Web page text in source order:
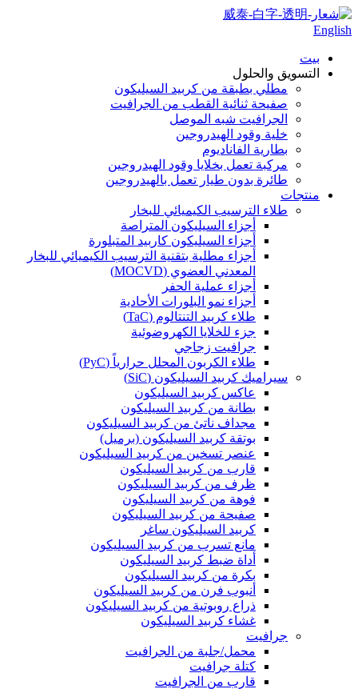
English
بيت
التسويق والحلول
مطلي بطبقة من كربيد السيليكون
صفيحة ثنائية القطب من الجرافيت
الجرافيت شبه الموصل
خلية وقود الهيدروجين
بطارية الفاناديوم
مركبة تعمل بخلايا وقود الهيدروجين
طائرة بدون طيار تعمل بالهيدروجين
منتجات
طلاء الترسيب الكيميائي للبخار
أجزاء السيليكون المتراصة
أجزاء السيليكون كاربيد المتبلورة
أجزاء مطلية بتقنية الترسيب الكيميائي للبخار
المعدني العضوي (MOCVD)
أجزاء عملية الحفر
أجزاء نمو البلورات الأحادية
طلاء كربيد التنتالوم (TaC)
جزء للخلايا الكهروضوئية
جرافيت زجاجي
طلاء الكربون المحلل حرارياً (PyC)
سيراميك كربيد السيليكون (SiC)
عاكس كربيد السيليكون
بطانة من كربيد السيليكون
مجداف ناتئ من كربيد السيليكون
بوتقة كربيد السيليكون (برميل)
عنصر تسخين من كربيد السيليكون
قارب من كربيد السيليكون
ظرف من كربيد السيليكون
فوهة من كربيد السيليكون
صفيحة من كربيد السيليكون
كربيد السيليكون ساغر
مانع تسرب من كربيد السيليكون
أداة ضبط كربيد السيليكون
بكرة من كربيد السيليكون
أنبوب فرن من كربيد السيليكون
ذراع روبوتية من كربيد السيليكون
غشاء كربيد السيليكون
جرافيت
محمل/جلبة من الجرافيت
كتلة جرافيت
قارب من الجرافيت